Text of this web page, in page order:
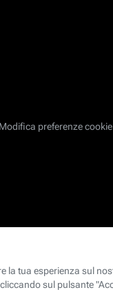
Modifica preferenze cookie